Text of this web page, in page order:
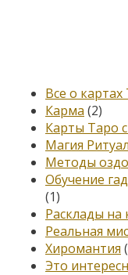
Все о картах
Карма (2)
Карты Таро
Магия
Методы
Обучение
(1)
Расклады на
Реальная
Хиромантия
Это